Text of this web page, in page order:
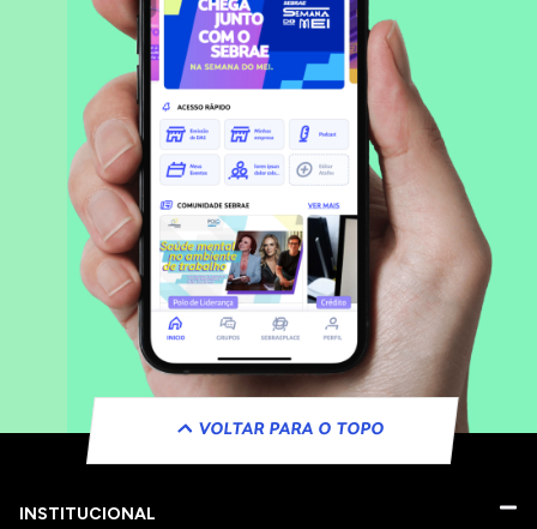
VOLTAR PARA O TOPO
INSTITUCIONAL